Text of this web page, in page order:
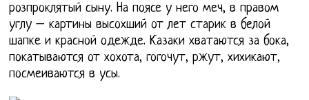
розпроклятый сыну. На поясе у него меч, в правом
углу – картины высохший от лет старик в белой
шапке и красной одежде. Казаки хватаются за бока,
покатываются от хохота, гогочут, ржут, хихикают,
посмеиваются в усы.